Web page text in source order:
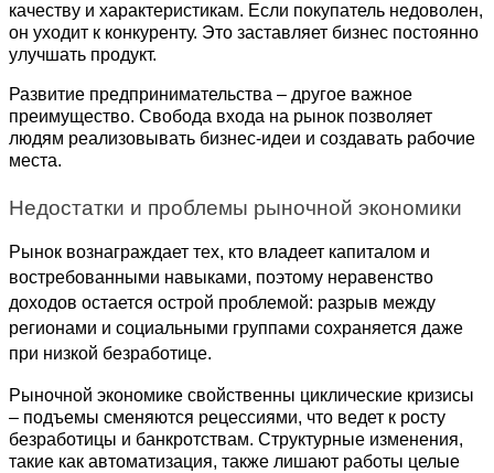
качеству и характеристикам. Если покупатель недоволен,
он уходит к конкуренту. Это заставляет бизнес постоянно
улучшать продукт.
Развитие предпринимательства – другое важное
преимущество. Свобода входа на рынок позволяет
людям реализовывать бизнес-идеи и создавать рабочие
места.
Недостатки и проблемы рыночной экономики
Рынок вознаграждает тех, кто владеет капиталом и
востребованными навыками, поэтому неравенство
доходов остается острой проблемой: разрыв между
регионами и социальными группами сохраняется даже
при низкой безработице.
Рыночной экономике свойственны циклические кризисы
– подъемы сменяются рецессиями, что ведет к росту
безработицы и банкротствам. Структурные изменения,
такие как автоматизация, также лишают работы целые